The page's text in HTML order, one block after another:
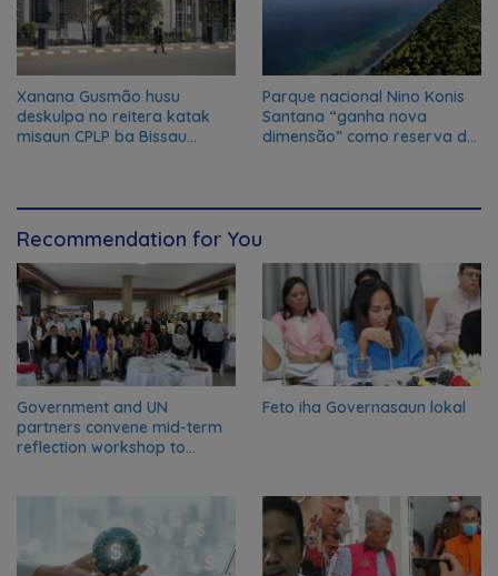
Xanana Gusmão husu
deskulpa no reitera katak
misaun CPLP ba Bissau
Parque nacional Nino Konis
Santana “ganha nova
dimensão” como reserva da
Recommendation for You
Government and UN
partners convene mid-term
reflection workshop to
Feto iha Governasaun lokal